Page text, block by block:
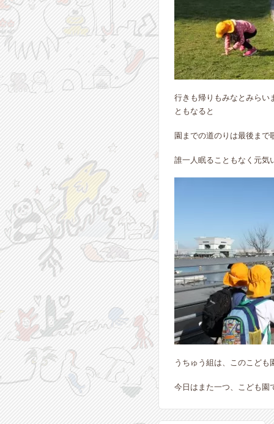
行きも帰りもみなとみらい
ともなると
園までの道のりは最後まで
誰一人眠ることもなく元気
うちゅう組は、このこど
今日はまた一つ、こども園